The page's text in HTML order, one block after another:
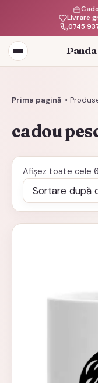
Livrare
0745
Deschide
meniul
Panda
Prima pagină »
cadou
Afișez toate cele